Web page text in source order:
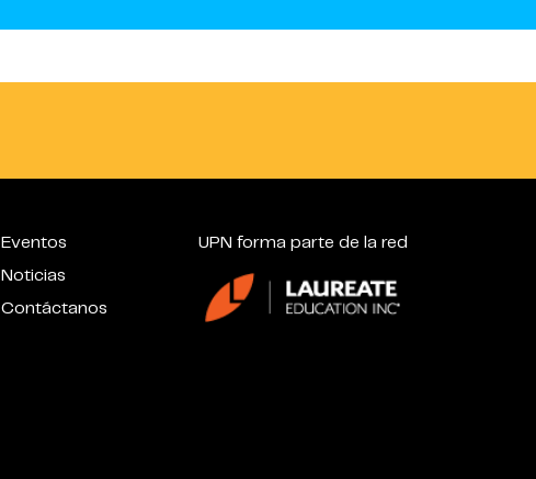
Eventos
Noticias
Contáctanos
UPN forma parte de la red